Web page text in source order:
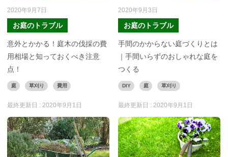
2020年9月7日
お庭のトラブル
意外とかかる！庭木の伐採の費
用相場と知っておくべき注意
点！
庭 草刈り 費用
最終更新日 : 2020年9月1日
2020年9月3日
お庭のトラブル
手間のかからない庭づくりとは
｜手間いらずのおしゃれな庭を
つくる
DIY 庭 草刈り
最終更新日 : 2020年9月1日